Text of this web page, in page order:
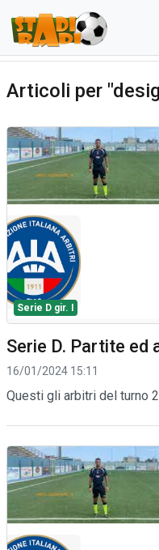
Articoli per
Serie D gir. I
Serie D. Partite ed
16/01/2024 15:11
Questi gli arbitri del turno